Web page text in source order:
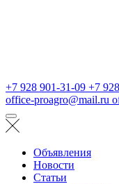
+7 928 901-31-09 +7
office-proagro@mail.ru
Объявления
Новости
Статьи